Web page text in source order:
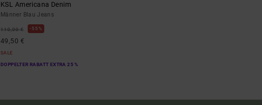
KSL Americana Denim
Männer Blau Jeans
110,00 € 55%
49,50 €
SALE
DOPPELTER RABATT EXTRA 25 %